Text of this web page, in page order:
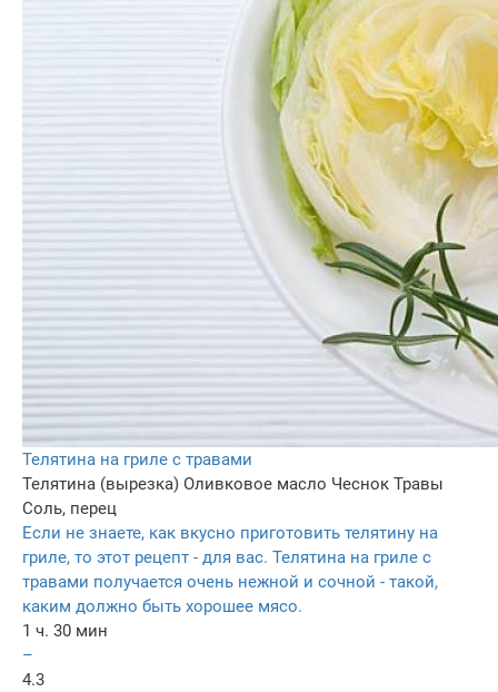
Телятина на гриле с травами
Телятина (вырезка) Оливковое масло Чеснок Травы
Соль, перец
Если не знаете, как вкусно приготовить телятину на
гриле, то этот рецепт - для вас. Телятина на гриле с
травами получается очень нежной и сочной - такой,
каким должно быть хорошее мясо.
1 ч. 30 мин
–
4.3